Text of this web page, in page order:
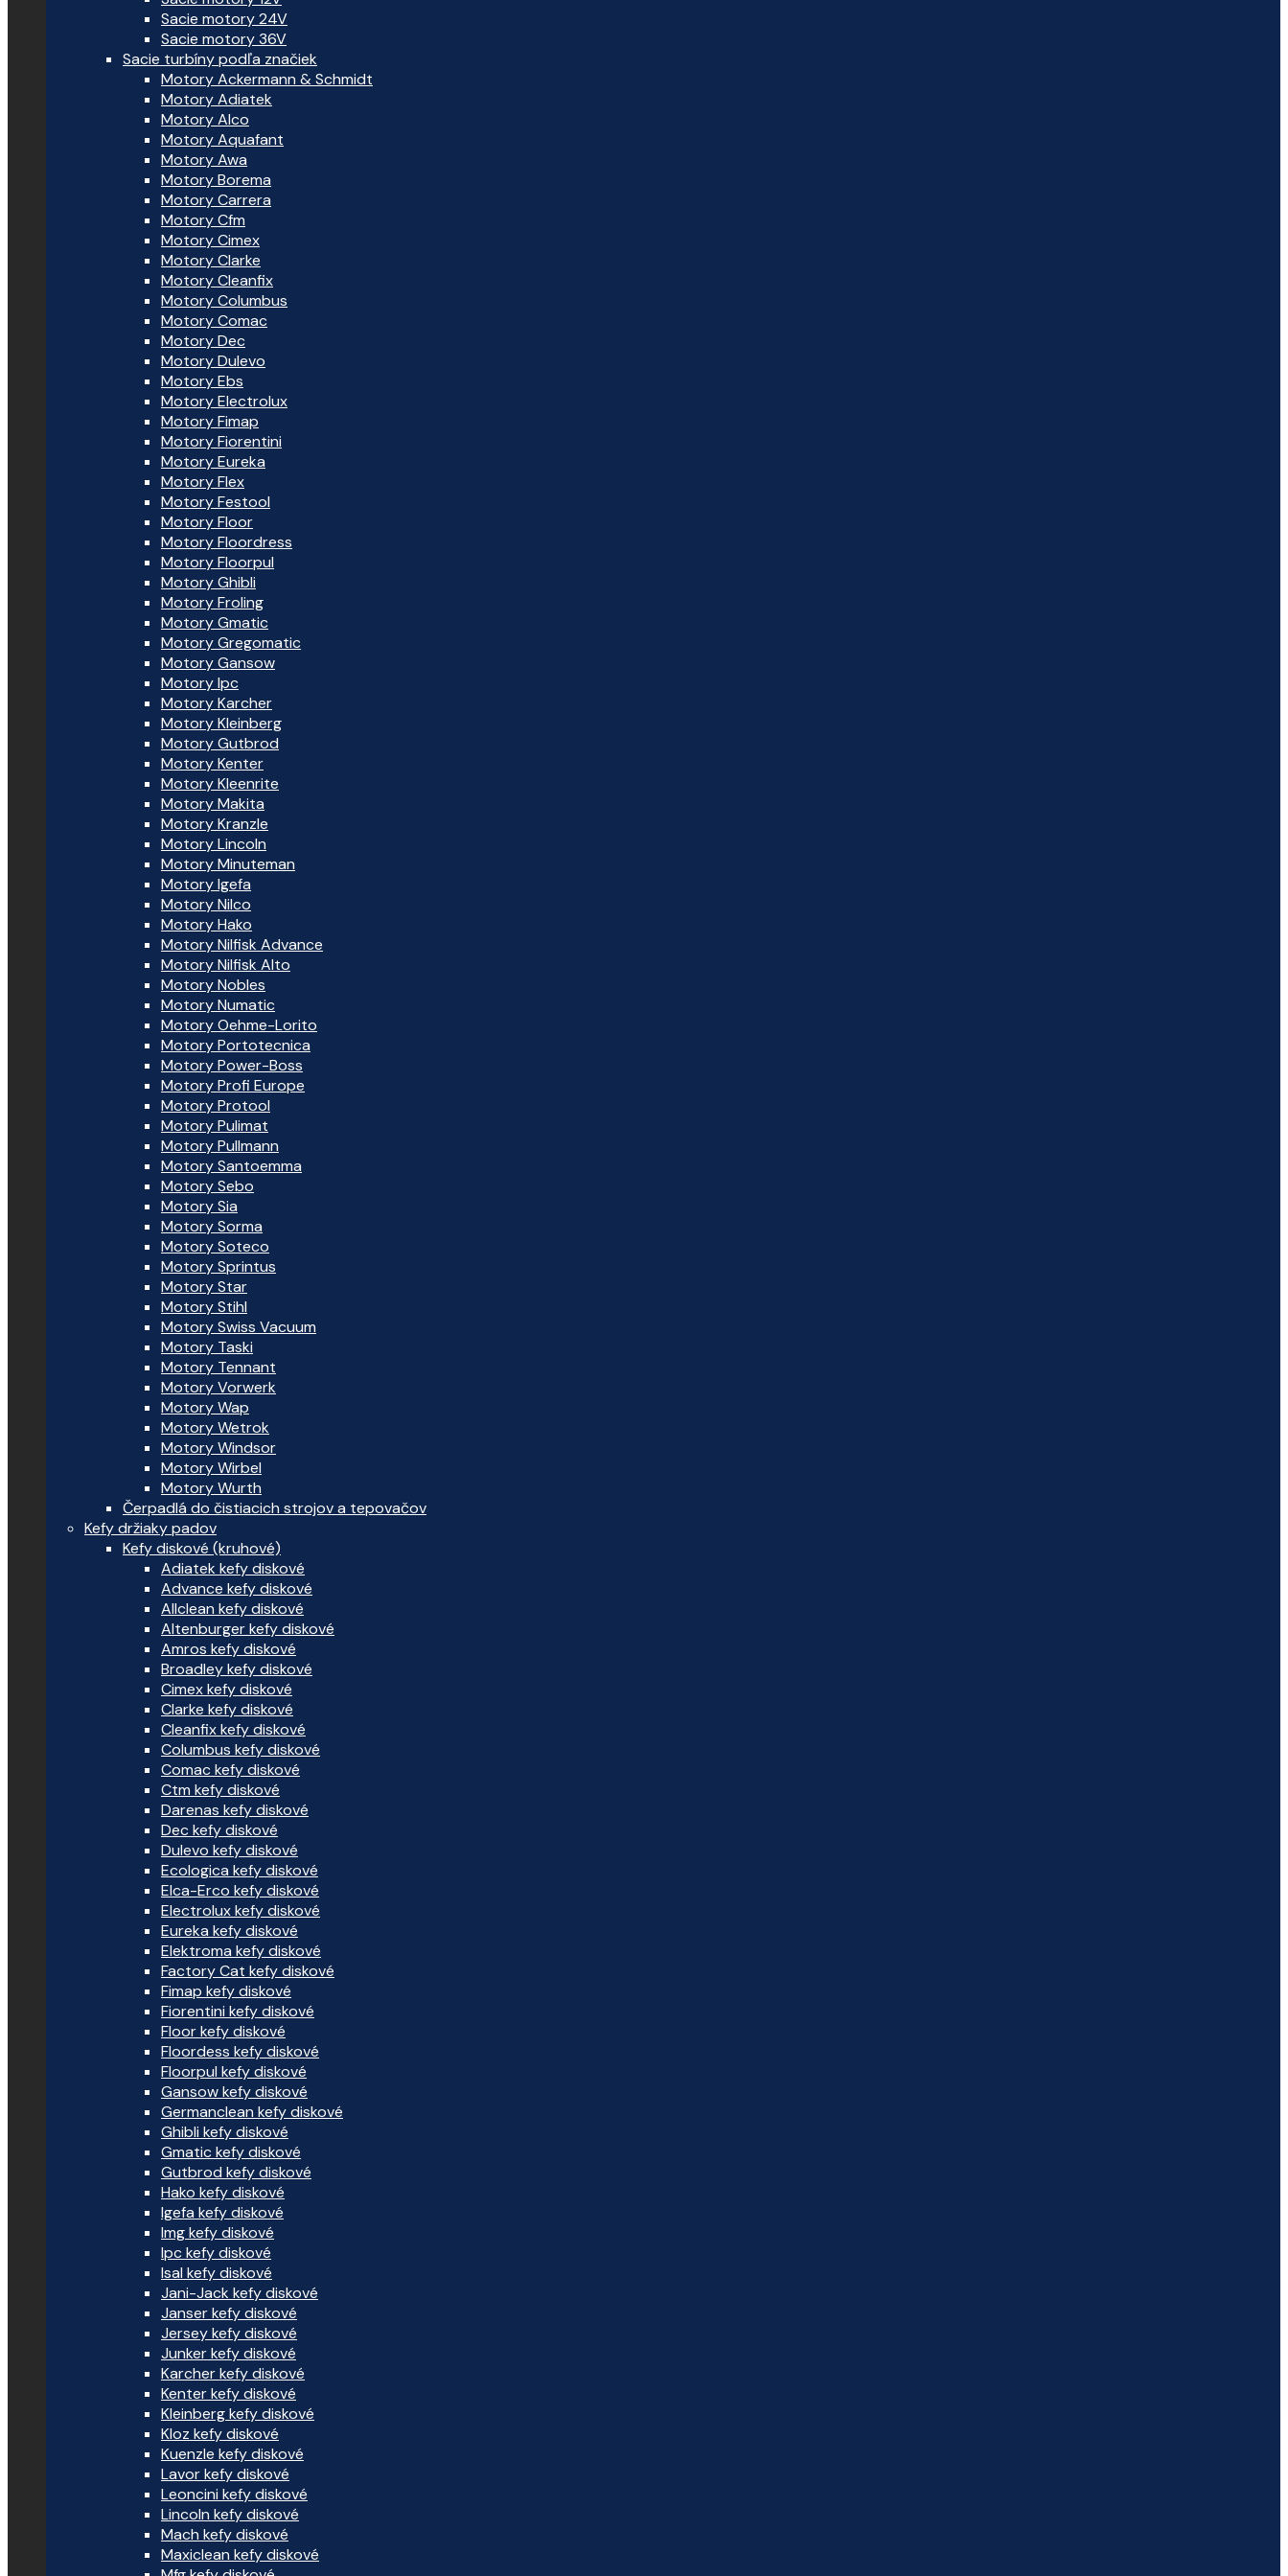
Sacie motory 24V
Sacie motory 36V
Sacie turbíny podľa značiek
Motory Ackermann & Schmidt
Motory Adiatek
Motory Alco
Motory Aquafant
Motory Awa
Motory Borema
Motory Carrera
Motory Cfm
Motory Cimex
Motory Clarke
Motory Cleanfix
Motory Columbus
Motory Comac
Motory Dec
Motory Dulevo
Motory Ebs
Motory Electrolux
Motory Fimap
Motory Fiorentini
Motory Eureka
Motory Flex
Motory Festool
Motory Floor
Motory Floordress
Motory Floorpul
Motory Ghibli
Motory Froling
Motory Gmatic
Motory Gregomatic
Motory Gansow
Motory Ipc
Motory Karcher
Motory Kleinberg
Motory Gutbrod
Motory Kenter
Motory Kleenrite
Motory Makita
Motory Kranzle
Motory Lincoln
Motory Minuteman
Motory Igefa
Motory Nilco
Motory Hako
Motory Nilfisk Advance
Motory Nilfisk Alto
Motory Nobles
Motory Numatic
Motory Oehme-Lorito
Motory Portotecnica
Motory Power-Boss
Motory Profi Europe
Motory Protool
Motory Pulimat
Motory Pullmann
Motory Santoemma
Motory Sebo
Motory Sia
Motory Sorma
Motory Soteco
Motory Sprintus
Motory Star
Motory Stihl
Motory Swiss Vacuum
Motory Taski
Motory Tennant
Motory Vorwerk
Motory Wap
Motory Wetrok
Motory Windsor
Motory Wirbel
Motory Wurth
Čerpadlá do čistiacich strojov a tepovačov
Kefy držiaky padov
Kefy diskové (kruhové)
Adiatek kefy diskové
Advance kefy diskové
Allclean kefy diskové
Altenburger kefy diskové
Amros kefy diskové
Broadley kefy diskové
Cimex kefy diskové
Clarke kefy diskové
Cleanfix kefy diskové
Columbus kefy diskové
Comac kefy diskové
Ctm kefy diskové
Darenas kefy diskové
Dec kefy diskové
Dulevo kefy diskové
Ecologica kefy diskové
Elca-Erco kefy diskové
Electrolux kefy diskové
Eureka kefy diskové
Elektroma kefy diskové
Factory Cat kefy diskové
Fimap kefy diskové
Fiorentini kefy diskové
Floor kefy diskové
Floordess kefy diskové
Floorpul kefy diskové
Gansow kefy diskové
Germanclean kefy diskové
Ghibli kefy diskové
Gmatic kefy diskové
Gutbrod kefy diskové
Hako kefy diskové
Igefa kefy diskové
Img kefy diskové
Ipc kefy diskové
Isal kefy diskové
Jani-Jack kefy diskové
Janser kefy diskové
Jersey kefy diskové
Junker kefy diskové
Karcher kefy diskové
Kenter kefy diskové
Kleinberg kefy diskové
Kloz kefy diskové
Kuenzle kefy diskové
Lavor kefy diskové
Leoncini kefy diskové
Lincoln kefy diskové
Mach kefy diskové
Maxiclean kefy diskové